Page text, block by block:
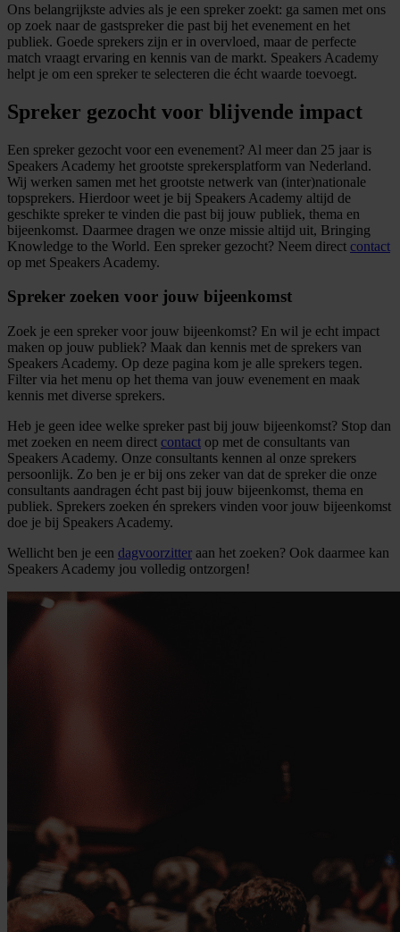
Ons belangrijkste advies als je een spreker zoekt: ga samen met ons
op zoek naar de gastspreker die past bij het evenement en het
publiek. Goede sprekers zijn er in overvloed, maar de perfecte
match vraagt ervaring en kennis van de markt. Speakers Academy
helpt je om een spreker te selecteren die écht waarde toevoegt.
Spreker gezocht voor blijvende impact
Een spreker gezocht voor een evenement? Al meer dan 25 jaar is
Speakers Academy het grootste sprekersplatform van Nederland.
Wij werken samen met het grootste netwerk van (inter)nationale
topsprekers. Hierdoor weet je bij Speakers Academy altijd de
geschikte spreker te vinden die past bij jouw publiek, thema en
bijeenkomst. Daarmee dragen we onze missie altijd uit, Bringing
Knowledge to the World. Een spreker gezocht? Neem direct contact
op met Speakers Academy.
Spreker zoeken voor jouw bijeenkomst
Zoek je een spreker voor jouw bijeenkomst? En wil je echt impact
maken op jouw publiek? Maak dan kennis met de sprekers van
Speakers Academy. Op deze pagina kom je alle sprekers tegen.
Filter via het menu op het thema van jouw evenement en maak
kennis met diverse sprekers.
Heb je geen idee welke spreker past bij jouw bijeenkomst? Stop dan
met zoeken en neem direct contact op met de consultants van
Speakers Academy. Onze consultants kennen al onze sprekers
persoonlijk. Zo ben je er bij ons zeker van dat de spreker die onze
consultants aandragen écht past bij jouw bijeenkomst, thema en
publiek. Sprekers zoeken én sprekers vinden voor jouw bijeenkomst
doe je bij Speakers Academy.
Wellicht ben je een dagvoorzitter aan het zoeken? Ook daarmee kan
Speakers Academy jou volledig ontzorgen!